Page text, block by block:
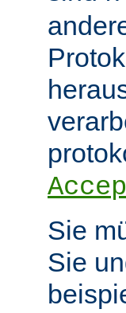
Sie
Sie